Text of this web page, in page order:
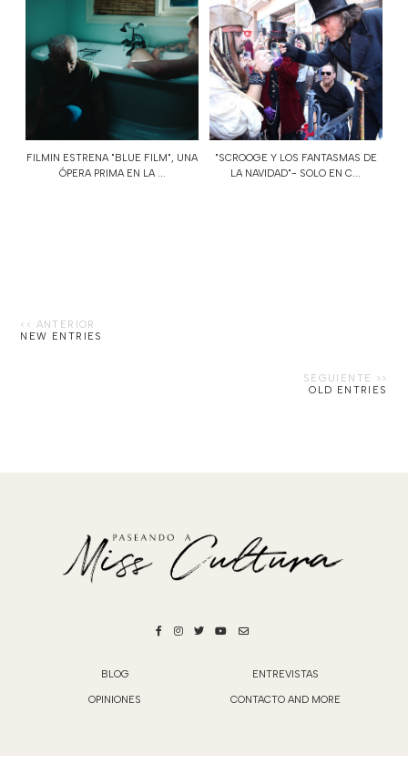
FILMIN ESTRENA "BLUE FILM", UNA
ÓPERA PRIMA EN LA ...
"SCROOGE Y LOS FANTASMAS DE
LA NAVIDAD"- SOLO EN C...
NEW ENTRIES
OLD ENTRIES
BLOG ENTREVISTAS
OPINIONES CONTACTO AND MORE